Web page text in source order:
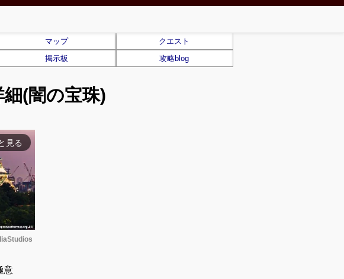
マップ
クエスト
掲示板 攻略blog
(闇の宝珠)
見る
意